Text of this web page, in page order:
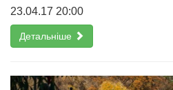
23.04.17 20:00
Детальніше